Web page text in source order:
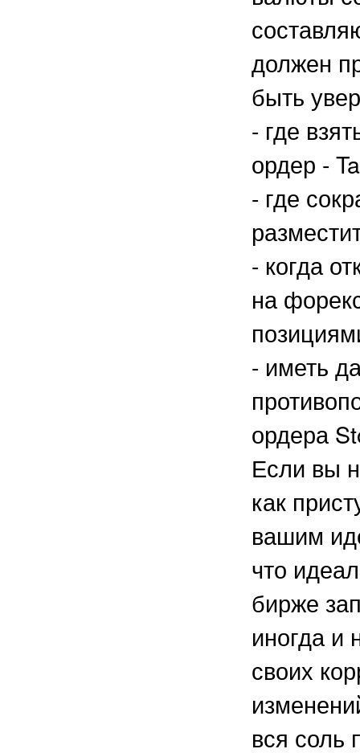
должен
быть
- где
ордер -
- где
- когда
на
- иметь
ордера
Если вы
как
вашим
что
бирже
иногда и
своих
вся соль